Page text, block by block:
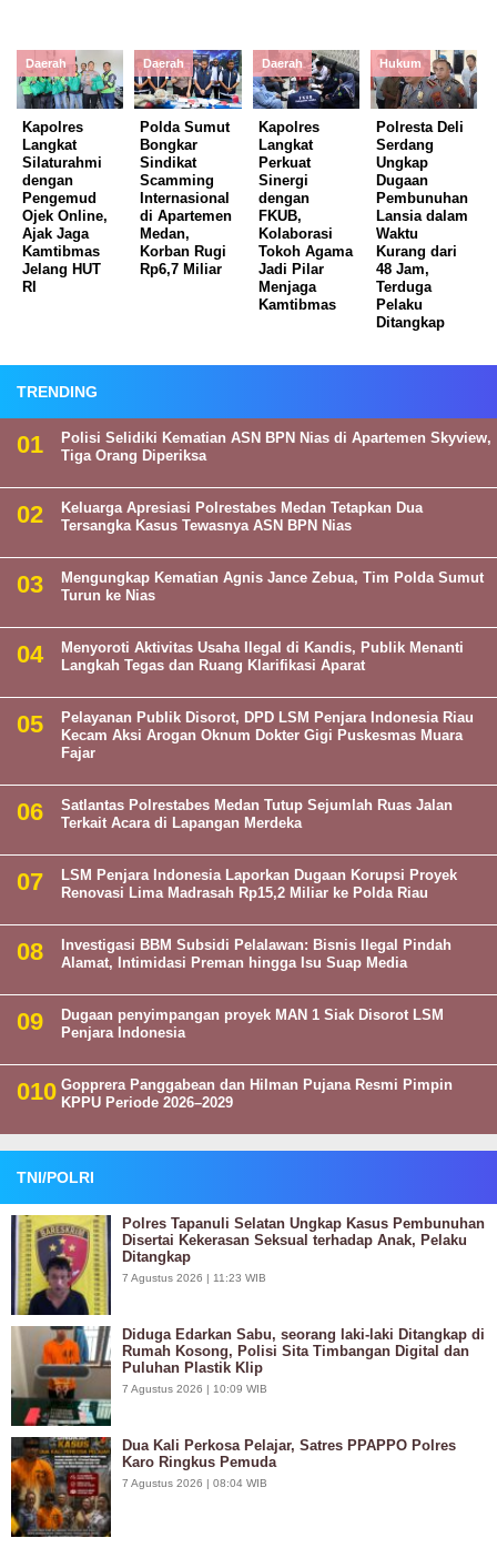
Daerah
Kapolres
Langkat
Silaturahmi
dengan
Pengemud
Ojek Online,
Ajak Jaga
Kamtibmas
Jelang HUT
RI
Daerah
Polda Sumut
Bongkar
Sindikat
Scamming
Internasional
di Apartemen
Medan,
Korban Rugi
Rp6,7 Miliar
Daerah
Kapolres
Langkat
Perkuat
Sinergi
dengan
FKUB,
Kolaborasi
Tokoh Agama
Jadi Pilar
Menjaga
Kamtibmas
Hukum
Polresta Deli
Serdang
Ungkap
Dugaan
Pembunuhan
Lansia dalam
Waktu
Kurang dari
48 Jam,
Terduga
Pelaku
Ditangkap
TRENDING
Polisi Selidiki Kematian ASN BPN Nias di Apartemen Skyview,
Tiga Orang Diperiksa
Keluarga Apresiasi Polrestabes Medan Tetapkan Dua
Tersangka Kasus Tewasnya ASN BPN Nias
Mengungkap Kematian Agnis Jance Zebua, Tim Polda Sumut
Turun ke Nias
Menyoroti Aktivitas Usaha Ilegal di Kandis, Publik Menanti
Langkah Tegas dan Ruang Klarifikasi Aparat
Pelayanan Publik Disorot, DPD LSM Penjara Indonesia Riau
Kecam Aksi Arogan Oknum Dokter Gigi Puskesmas Muara
Fajar
Satlantas Polrestabes Medan Tutup Sejumlah Ruas Jalan
Terkait Acara di Lapangan Merdeka
LSM Penjara Indonesia Laporkan Dugaan Korupsi Proyek
Renovasi Lima Madrasah Rp15,2 Miliar ke Polda Riau
Investigasi BBM Subsidi Pelalawan: Bisnis Ilegal Pindah
Alamat, Intimidasi Preman hingga Isu Suap Media
Dugaan penyimpangan proyek MAN 1 Siak Disorot LSM
Penjara Indonesia
Gopprera Panggabean dan Hilman Pujana Resmi Pimpin
KPPU Periode 2026–2029
TNI/POLRI
Polres Tapanuli Selatan Ungkap Kasus Pembunuhan
Disertai Kekerasan Seksual terhadap Anak, Pelaku
Ditangkap
7 Agustus 2026 | 11:23 WIB
Diduga Edarkan Sabu, seorang laki-laki Ditangkap di
Rumah Kosong, Polisi Sita Timbangan Digital dan
Puluhan Plastik Klip
7 Agustus 2026 | 10:09 WIB
Dua Kali Perkosa Pelajar, Satres PPAPPO Polres
Karo Ringkus Pemuda
7 Agustus 2026 | 08:04 WIB